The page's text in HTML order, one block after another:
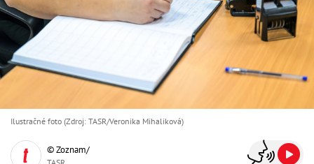
Ilustračné foto (Zdroj: TASR/Veronika Mihaliková)
© Zoznam/